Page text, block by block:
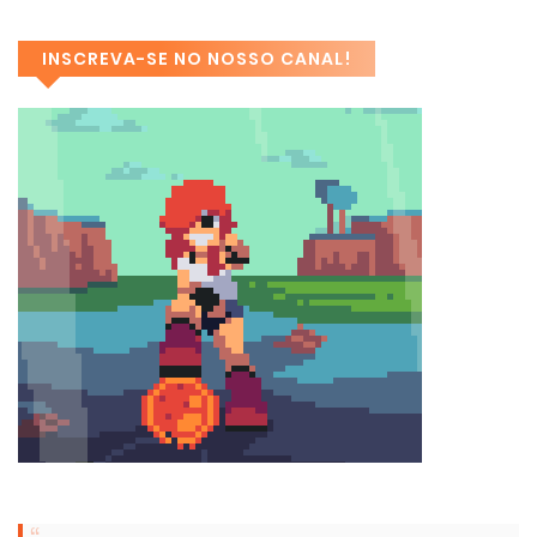
INSCREVA-SE NO NOSSO CANAL!